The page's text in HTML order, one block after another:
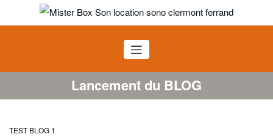
Mister BOX SON
Lancement du BLOG
TEST BLOG 1